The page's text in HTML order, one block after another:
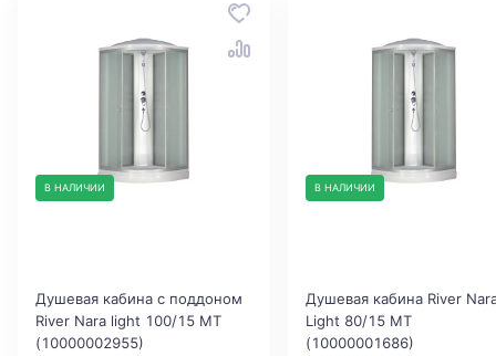
В НАЛИЧИИ
Душевая кабина с поддоном
River Nara light 100/15 MT
(10000002955)
В НАЛИЧИИ
Душевая кабина River
Light 80/15 МТ
(10000001686)